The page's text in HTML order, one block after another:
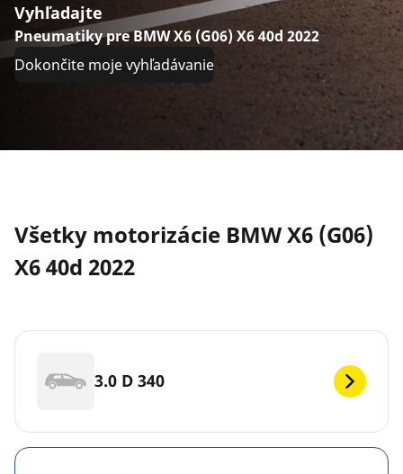
Vyhľadajte
Pneumatiky pre BMW X6 (G06) X6 40d 2022
Dokončite moje vyhľadávanie
Všetky motorizácie BMW X6 (G06)
X6 40d 2022
3.0 D 340